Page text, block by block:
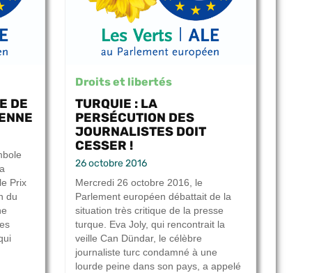
DE
Prix
du
Droits et libertés
TURQUIE : LA
PERSÉCUTION DES
JOURNALISTES DOIT
CESSER !
26 octobre 2016
Mercredi 26 octobre 2016, le
Parlement européen débattait de la
situation très critique de la presse
turque. Eva Joly, qui rencontrait la
veille Can Dündar, le célèbre
journaliste turc condamné à une
lourde peine dans son pays, a appelé